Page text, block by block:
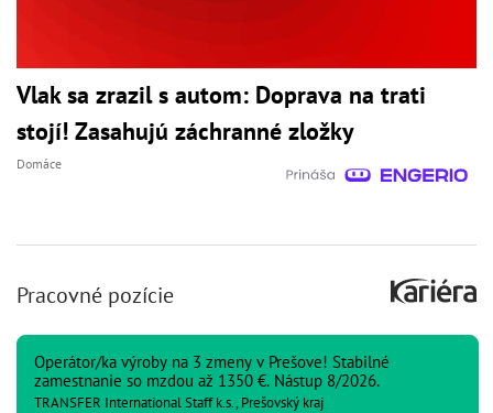
Vlak sa zrazil s autom: Doprava na trati
stojí! Zasahujú záchranné zložky
Domáce
Pracovné pozície
Operátor/ka výroby na 3 zmeny v Prešove! Stabilné
zamestnanie so mzdou až 1350 €. Nástup 8/2026.
TRANSFER International Staff k.s., Prešovský kraj